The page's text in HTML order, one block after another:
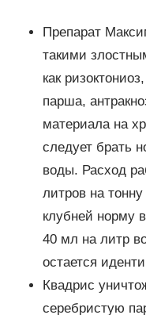
Препарат
такими
как
парша,
материала на
следует брать
воды. Расход
литров на
клубней норму
40 мл на литр
остается
Квадрис
серебристую